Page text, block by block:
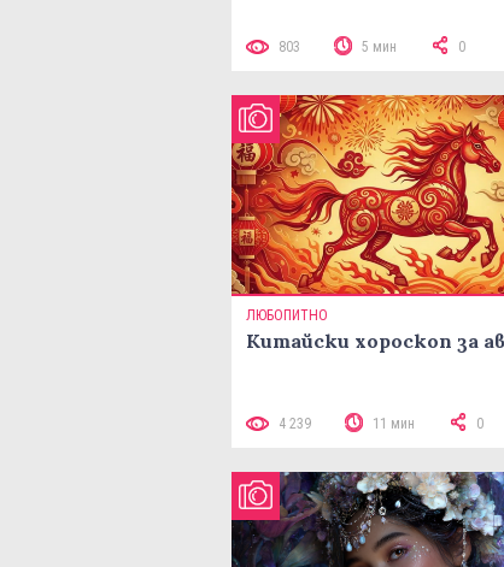
803 5 мин 0
ЛЮБОПИТНО
Китайски хороскоп за
4 239 11 мин 0